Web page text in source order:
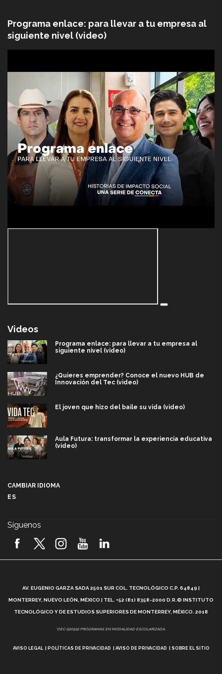
Programa enlace: para llevar a tu empresa al
siguiente nivel (video)
Videos
Programa enlace: para llevar a tu empresa al
siguiente nivel (video)
¿Quieres emprender? Conoce el nuevo HUB de
Innovación del Tec (video)
El joven que hizo del baile su vida (video)
Aula Futura: transformar la experiencia educativa
(video)
2026! (video)
¿Cómo es el Modelo Educativo Tec? (video)
Vida Tec: Feminismo e Inteligencia Artificial, Paola
CAMBIAR IDIOMA
ES
Síguenos
AV. EUGENIO GARZA SADA 2501 SUR COL. TECNOLÓGICO C.P. 64849 |
MONTERREY, NUEVO LEÓN, MÉXICO | TEL. +52 (81) 8358-2000 D.R.© INSTITUTO
TECNOLÓGICO Y DE ESTUDIOS SUPERIORES DE MONTERREY, MÉXICO. 2018
*DEC-520912 PROGRAMAS EN MODALIDAD ESCOLARIZADA.
AVISO LEGAL POLÍTICAS DE PRIVACIDAD AVISO DE PRIVACIDAD SOBRE EL SITIO